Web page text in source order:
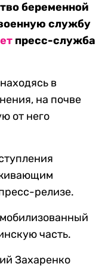
беременной
службу
пресс-служба
в
на почве
от него
релизе.
часть.
Захаренко